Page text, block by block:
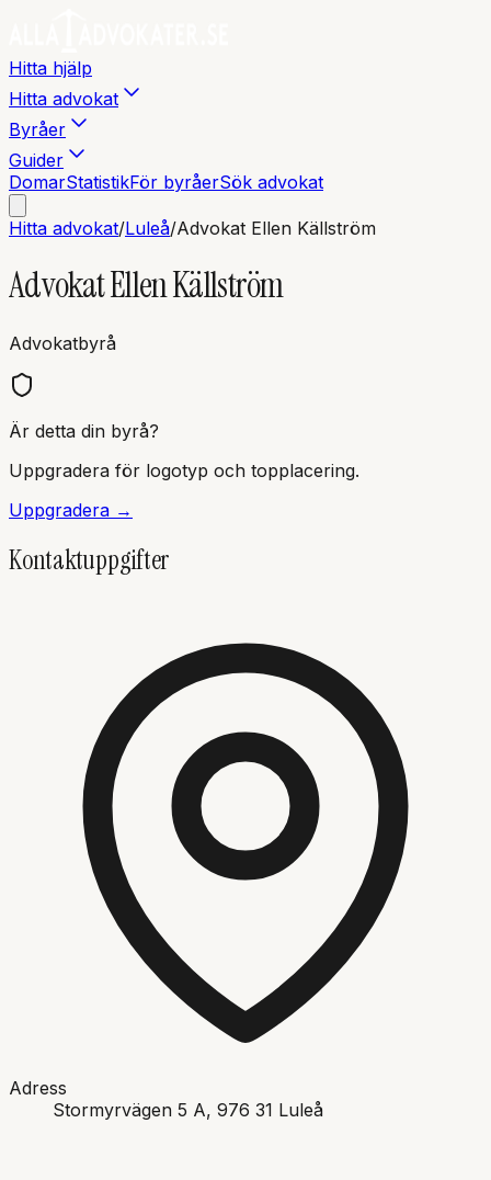
Hitta hjälp
Hitta advokat
Byråer
Guider
DomarStatistikFör byråerSök advokat
Hitta advokat/Luleå/Advokat Ellen Källström
Advokat Ellen Källström
Advokatbyrå
Är detta din byrå?
Uppgradera för logotyp och topplacering.
Uppgradera →
Kontaktuppgifter
Adress
Stormyrvägen 5 A, 976 31 Luleå